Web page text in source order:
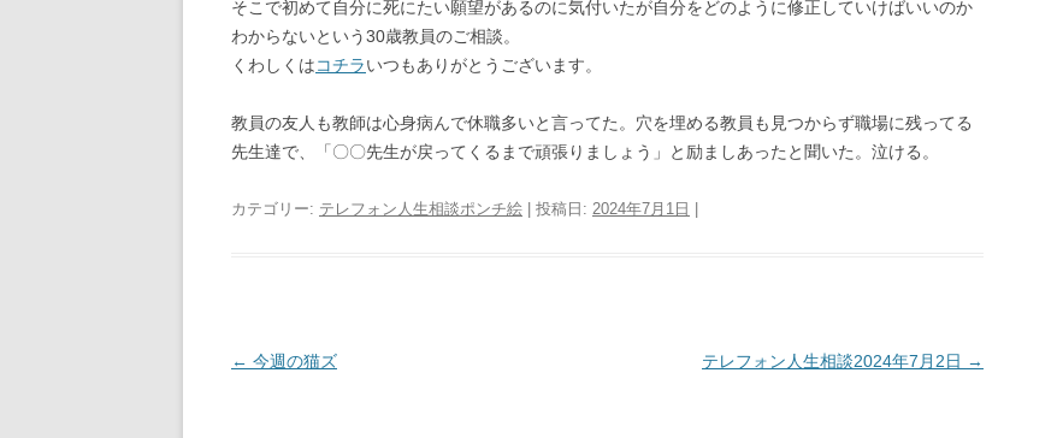
そこで初めて自分に死にたい願望があるのに気付いたが自分をどのように修正していけばいいのか
わからないという30歳教員のご相談。
くわしくはコチラいつもありがとうございます。
教員の友人も教師は心身病んで休職多いと言ってた。穴を埋める教員も見つからず職場に残ってる
先生達で、「〇〇先生が戻ってくるまで頑張りましょう」と励ましあったと聞いた。泣ける。
カテゴリー: テレフォン人生相談ポンチ絵 | 投稿日: 2024年7月1日
投
← 今週の猫ズ テレフォン人生相談2024年7月2日 →